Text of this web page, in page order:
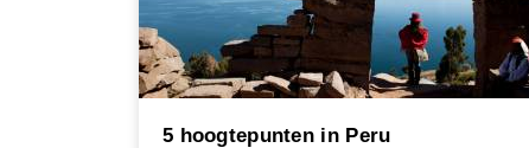
5 hoogtepunten in Peru